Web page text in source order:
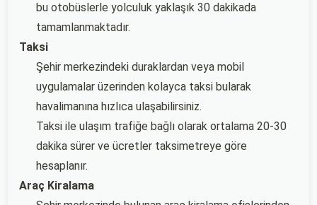
bu otobüslerle yolculuk yaklaşık 30 dakikada
tamamlanmaktadır.
Taksi
Şehir merkezindeki duraklardan veya mobil
uygulamalar üzerinden kolayca taksi bularak
havalimanına hızlıca ulaşabilirsiniz.
Taksi ile ulaşım trafiğe bağlı olarak ortalama 20-30
dakika sürer ve ücretler taksimetreye göre
hesaplanır.
Araç Kiralama